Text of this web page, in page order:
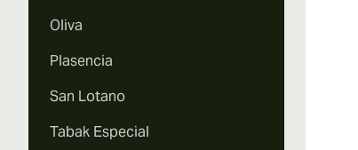
Oliva
Plasencia
San Lotano
Tabak Especial